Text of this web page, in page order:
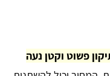
פשוט וקטן נעה